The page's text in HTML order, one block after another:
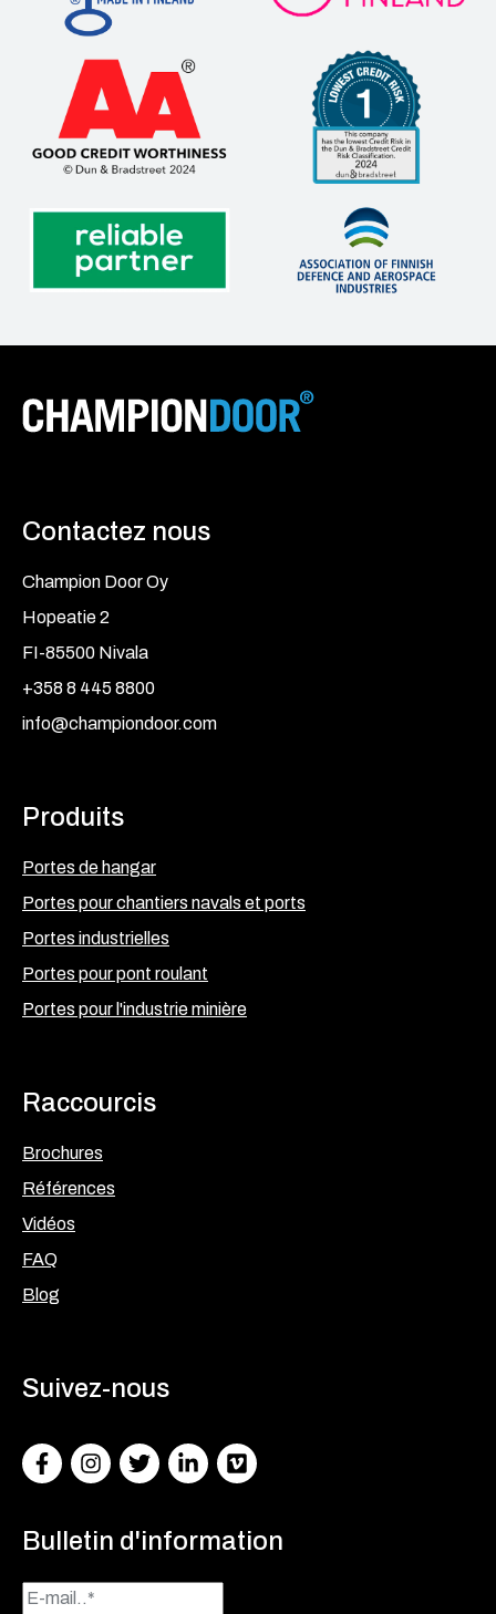
Contactez nous
Champion Door Oy
Hopeatie 2
FI-85500 Nivala
+358 8 445 8800
info@championdoor.com
Produits
Portes de hangar
Portes pour chantiers navals et ports
Portes industrielles
Portes pour pont roulant
Portes pour l'industrie minière
Raccourcis
Brochures
Références
Vidéos
FAQ
Blog
Suivez-nous
FacebookInstagram
TwitterLinkedInFacebook
Bulletin d'information